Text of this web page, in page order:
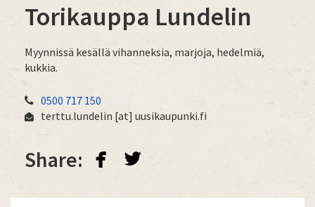
Torikauppa Lundelin
Myynnissä kesällä vihanneksia, marjoja, hedelmiä,
kukkia.
0500 717 150
terttu.lundelin [at] uusikaupunki.fi
Share: facebook twitterbird